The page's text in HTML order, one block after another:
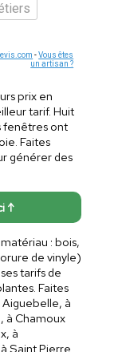
-Vous êtes
un artisan ?
prix en
tarif. Huit
fenêtres ont
Faites
générer des
↑
: bois,
de vinyle)
tarifs de
Faites
à
à Chamoux
à
Saint Pierre